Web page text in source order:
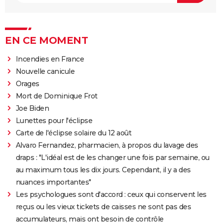
EN CE MOMENT
Incendies en France
Nouvelle canicule
Orages
Mort de Dominique Frot
Joe Biden
Lunettes pour l'éclipse
Carte de l'éclipse solaire du 12 août
Alvaro Fernandez, pharmacien, à propos du lavage des
draps : "L'idéal est de les changer une fois par semaine, ou
au maximum tous les dix jours. Cependant, il y a des
nuances importantes"
Les psychologues sont d'accord : ceux qui conservent les
reçus ou les vieux tickets de caisses ne sont pas des
accumulateurs, mais ont besoin de contrôle